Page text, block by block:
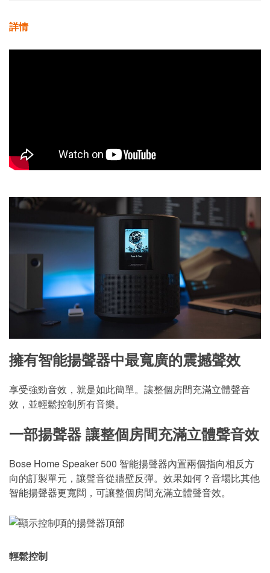
詳情
擁有智能揚聲器中最寬廣的震撼聲效
享受強勁音效，就是如此簡單。讓整個房間充滿立體聲音
效，並輕鬆控制所有音樂。
一部揚聲器 讓整個房間充滿立體聲音效
Bose Home Speaker 500 智能揚聲器內置兩個指向相反方
向的訂製單元，讓聲音從牆壁反彈。效果如何？音場比其他
智能揚聲器更寬闊，可讓整個房間充滿立體聲音效。
輕鬆控制